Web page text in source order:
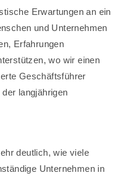
Erwartungen an ein
und Unternehmen
Erfahrungen
wo wir einen
Geschäftsführer
langjährigen
deutlich, wie viele
Unternehmen in